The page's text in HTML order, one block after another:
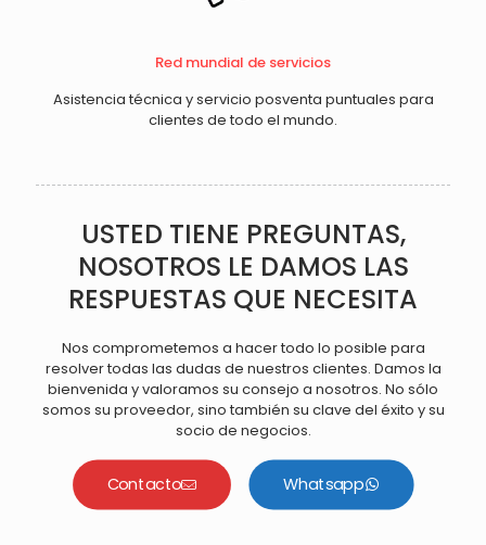
Red mundial de servicios
Asistencia técnica y servicio posventa puntuales para
clientes de todo el mundo.
USTED TIENE PREGUNTAS,
NOSOTROS LE DAMOS LAS
RESPUESTAS QUE NECESITA
Nos comprometemos a hacer todo lo posible para
resolver todas las dudas de nuestros clientes. Damos la
bienvenida y valoramos su consejo a nosotros. No sólo
somos su proveedor, sino también su clave del éxito y su
socio de negocios.
Contacto Whatsapp